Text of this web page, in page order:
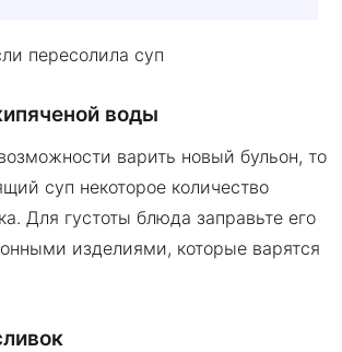
воды
варить новый бульон, то
суп некоторое количество
Для густоты блюда заправьте его
изделиями, которые варятся